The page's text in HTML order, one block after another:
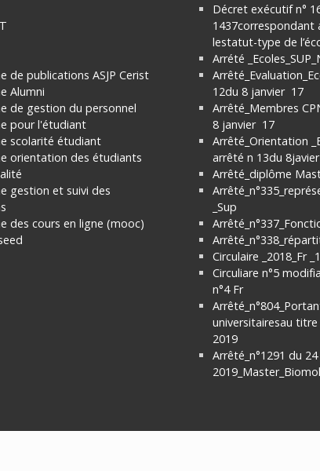
de publications ASJP Cerist
Alumni
de gestion du personnel
pour l'étudiant
scolarité étudiant
orientation des étudiants
gestion et suivi des
des cours en ligne (mooc)
Décret exécutif n°
1437correspondant
lestatut-type de
Arrété
12du 8 janvier 17
Arrêté_Membres
8 janvier 17
Arrêté_Orientation
arrêté n 13du
Arrêté_diplôme
_Sup
Circulaire _2018_Fr
Circuliare n°5
n°4 Fr
universitairesau
2019
Arrêté_n°1291 du 24